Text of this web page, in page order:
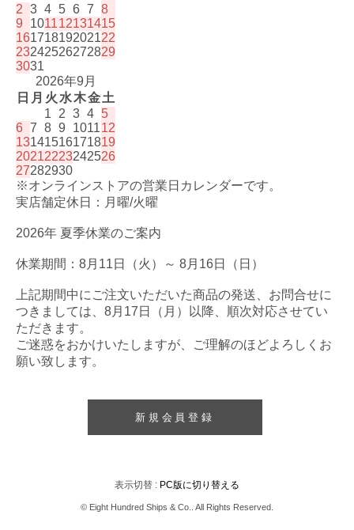
2 3 4 5 6 7 8
9
101112131415
16171819202122
23242526272829
3031
2026年9月
日 月 火 水木金土
1
2 3 4 5
6 7 8 9 101112
13141516171819
20212223242526
27282930
※オンラインストアの営業日カレンダーです。
実店舗定休日：月曜/火曜
2026年 夏季休業のご案内
休業期間：8月11日（火）～ 8月16日（日）
上記期間中にご注文いただいた商品の発送、お問合せに
つきましては、8月17日（月）以降、順次対応させてい
ただきます。
ご迷惑をおかけいたしますが、ご理解のほどよろしくお
願い致します。
新規会員登録
表示切替 : PC版に切り替える
© Eight Hundred Ships & Co.. All Rights Reserved.